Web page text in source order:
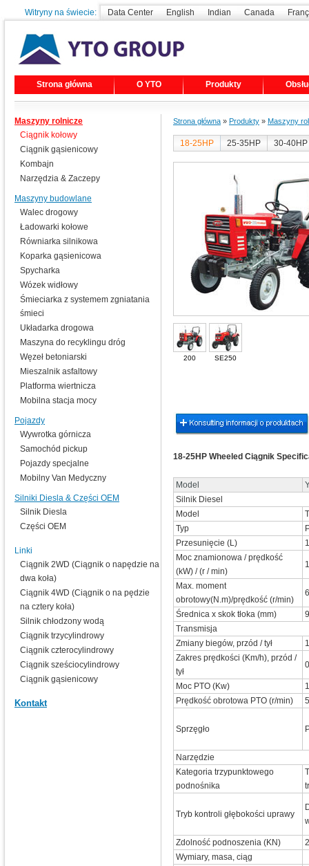
Witryny na świecie: Data Center English Indian Canada
Strona główna O YTO Produkty
Strona główna » Produkty » Maszyny
18-25HP 25-35HP 30-40HP
200 SE250
18-25HP Wheeled Ciągnik
Model
Silnik Diesel
Model
Typ
Przesunięcie (L)
Moc znamionowa / prędkość
(kW) / (r / min)
Max. moment
obrotowy(N.m)/prędkość (r/min)
Średnica x skok tłoka (mm)
Transmisja
Zmiany biegów, przód / tył
Zakres prędkości (Km/h), przód /
tył
Moc PTO (Kw)
Prędkość obrotowa PTO (r/min)
Sprzęgło
Narzędzie
Kategoria trzypunktowego
podnośnika
Tryb kontroli głębokości uprawy
Zdolność podnoszenia (KN)
Wymiary, masa, ciąg
Maszyny rolnicze
Ciągnik kołowy
Ciągnik gąsienicowy
Kombajn
Narzędzia & Zaczepy
Maszyny budowlane
Walec drogowy
Ładowarki kołowe
Równiarka silnikowa
Koparka gąsienicowa
Spycharka
Wózek widłowy
Śmieciarka z systemem zgniatania
śmieci
Układarka drogowa
Maszyna do recyklingu dróg
Węzeł betoniarski
Mieszalnik asfaltowy
Platforma wiertnicza
Mobilna stacja mocy
Pojazdy
Wywrotka górnicza
Samochód pickup
Pojazdy specjalne
Mobilny Van Medyczny
Silniki Diesla & Części OEM
Silnik Diesla
Części OEM
Linki
Ciągnik 2WD (Ciągnik o napędzie na
dwa koła)
Ciągnik 4WD (Ciągnik o na pędzie
na cztery koła)
Silnik chłodzony wodą
Ciągnik trzycylindrowy
Ciągnik czterocylindrowy
Ciągnik sześciocylindrowy
Ciągnik gąsienicowy
Kontakt